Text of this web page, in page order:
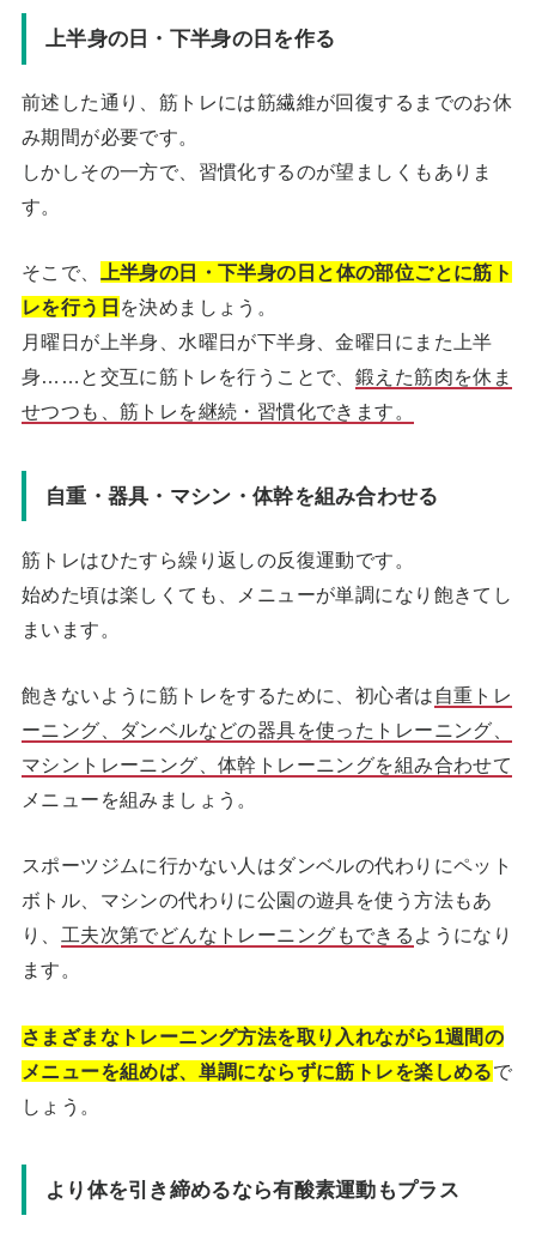
上半身の日・下半身の日を作る
前述した通り、筋トレには筋繊維が回復するまでのお休
み期間が必要です。
しかしその一方で、習慣化するのが望ましくもありま
す。
そこで、
上半身の日・下半身の日と体の部位ごとに筋ト
レを行う日 を決めましょう。
月曜日が上半身、水曜日が下半身、金曜日にまた上半
身……と交互に筋トレを行うことで、 鍛えた筋肉を休ま
せつつも、筋トレを継続・習慣化できます。
自重・器具・マシン・体幹を組み合わせる
筋トレはひたすら繰り返しの反復運動です。
始めた頃は楽しくても、メニューが単調になり飽きてし
まいます。
飽きないように筋トレをするために、初心者は 自重トレ
ーニング、ダンベルなどの器具を使ったトレーニング、
マシントレーニング、体幹トレーニングを組み合わせて
メニューを組みましょう。
スポーツジムに行かない人はダンベルの代わりにペット
ボトル、マシンの代わりに公園の遊具を使う方法もあ
り、 工夫次第でどんなトレーニングもできる ようになり
ます。
さまざまなトレーニング方法を取り入れながら1週間の
メニューを組めば、単調にならずに筋トレを楽しめるで
しょう。
より体を引き締めるなら有酸素運動もプラス